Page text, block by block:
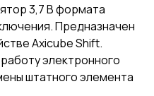
3,7 В формата
Предназначен
Axicube Shift.
электронного
штатного элемента